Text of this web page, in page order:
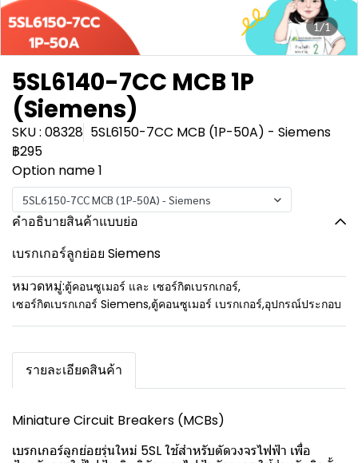
1/1
5SL6140-7CC MCB 1P
(Siemens)
SKU : 08328 5SL6150-7CC MCB (1P-50A) - Siemens
฿295
Option name 1
5SL6150-7CC MCB (1P-50A) - Siemens
คำอธิบายสินค้าแบบย่อ
เบรกเกอร์ลูกย่อย Siemens
หมวดหมู่:ตู้คอนซูเมอร์ และ เซอร์กิตเบรกเกอร์,
เซอร์กิตเบรกเกอร์ Siemens,ตู้คอนซูเมอร์ เบรกเกอร์,อุปกรณ์ประกอบ
รายละเอียดสินค้า
Miniature Circuit Breakers (MCBs)
เบรกเกอร์ลูกย่อยรุ่นใหม่ 5SL ใช้สำหรับตัดวงจรไฟฟ้า เพื่อ